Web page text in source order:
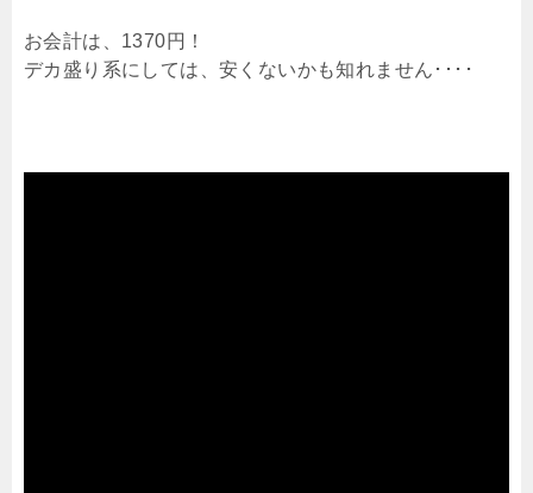
お会計は、1370円！
デカ盛り系にしては、安くないかも知れません････